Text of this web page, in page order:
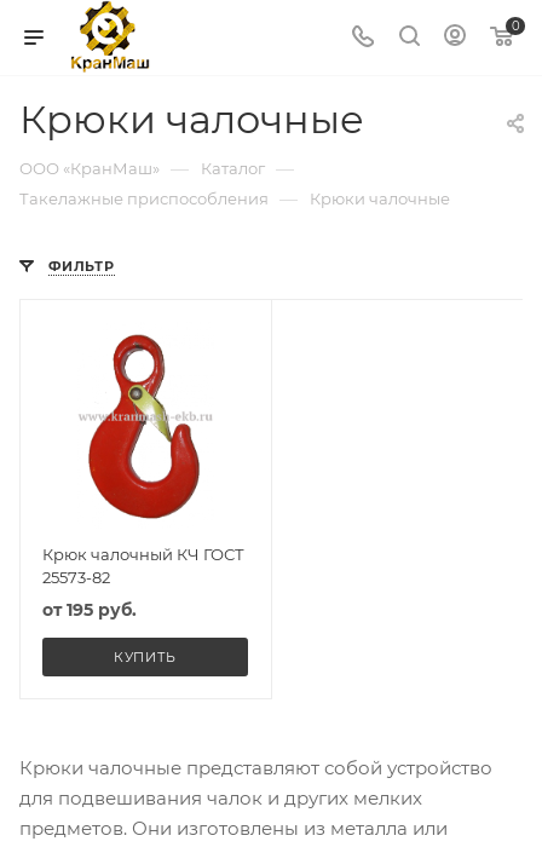
0
Крюки чалочные
ООО «КранМаш» — Каталог —
Такелажные приспособления — Крюки чалочные
ФИЛЬТР
Крюк чалочный КЧ ГОСТ
25573-82
от195 руб.
КУПИТЬ
Крюки чалочные представляют собой устройство
для подвешивания чалок и других мелких
предметов. Они изготовлены из металла или